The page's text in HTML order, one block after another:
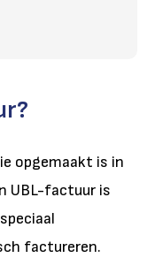
opgemaakt is in
UBL-factuur is
factureren.